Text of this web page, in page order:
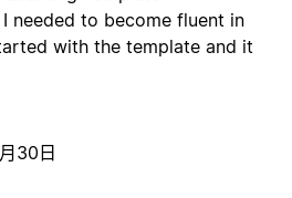
needed to become fluent in
with the template and it
30日